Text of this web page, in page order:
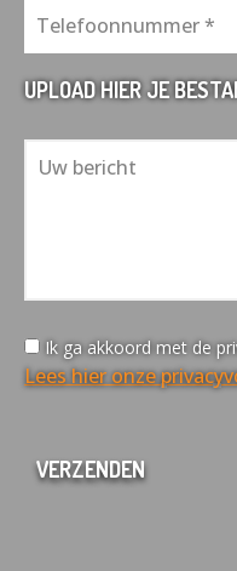
UPLOAD HIER JE
Ik ga akkoord met de
Lees hier onze